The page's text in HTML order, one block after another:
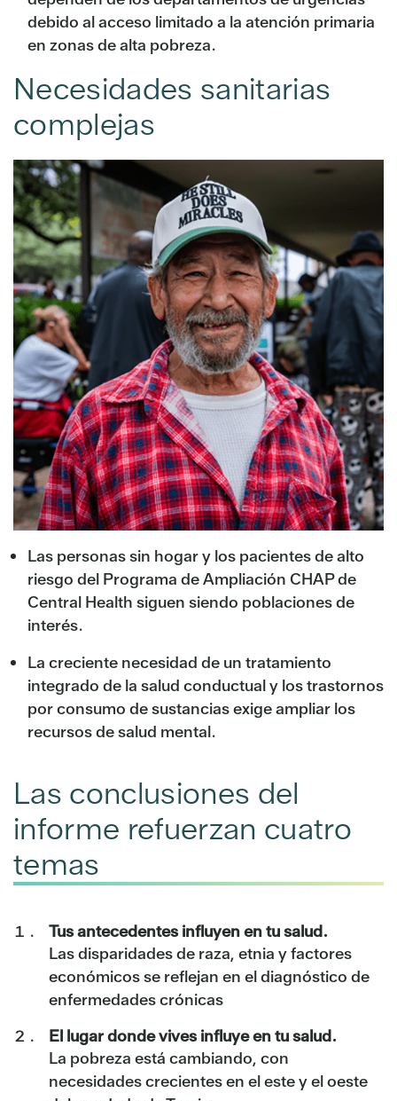
debido al acceso limitado a la atención primaria
en zonas de alta pobreza.
Necesidades sanitarias
complejas
Las personas sin hogar y los pacientes de alto
riesgo del Programa de Ampliación CHAP de
Central Health siguen siendo poblaciones de
interés.
La creciente necesidad de un tratamiento
integrado de la salud conductual y los trastornos
por consumo de sustancias exige ampliar los
recursos de salud mental.
Las conclusiones del
informe refuerzan cuatro
temas
Tus antecedentes influyen en tu salud.
Las disparidades de raza, etnia y factores
económicos se reflejan en el diagnóstico de
enfermedades crónicas
El lugar donde vives influye en tu salud.
La pobreza está cambiando, con
necesidades crecientes en el este y el oeste